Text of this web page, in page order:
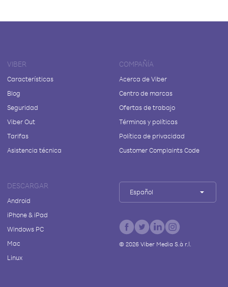
VIBER
Características
Blog
Seguridad
Viber Out
Tarifas
Asistencia técnica
COMPAÑÍA
Acerca de Viber
Centro de marcas
Ofertas de trabajo
Términos y políticas
Política de privacidad
Customer Complaints Code
DESCARGAR
Android
iPhone & iPad
Windows PC
Mac
Linux
Español
© 2026Viber Media S.à r.l.